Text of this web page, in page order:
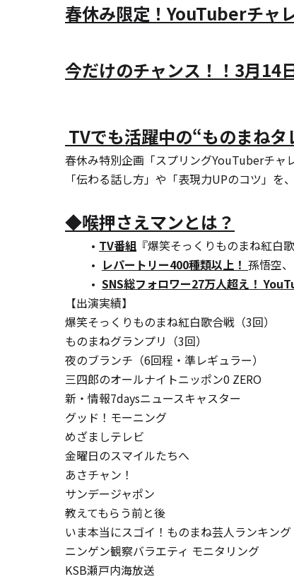
春休み限定！YouTuberチャ
今だけのチャンス！！3月14
TVでも活躍中の“ものまねタ
春休み特別企画「スプリングYouTuberチャ
「伝わる話し方」や「表現力UPのコツ」
◆喉押さえマンとは？
TV番組『爆笑そっくりものまね紅白
レパートリー400種類以上！ 孫悟空
SNS総フォロワー27万人超え！
【出演実績】
爆笑そっくりものまね紅白歌合戦（3回）
ものまねグランプリ（3回）
夜のブランチ（6回程・準レギュラー）
三四郎のオールナイトニッポン0 ZERO
新・情報7daysニュースキャスター
グッド！モーニング
めざましテレビ
金曜日のスマイルたちへ
あさチャン！
サンデージャポン
教えてもらう前と後
いま本当にスゴイ！ものまね芸人ランキング
ニンゲン観察バラエティ モニタリング
KSB瀬戸内海放送